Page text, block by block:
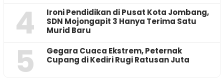
4
Ironi Pendidikan di Pusat Kota Jombang,
SDN Mojongapit 3 Hanya Terima Satu
Murid Baru
5
‎Gegara Cuaca Ekstrem, Peternak
Cupang di Kediri Rugi Ratusan Juta